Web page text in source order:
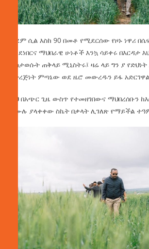
ቀደም ሲል እስከ 90 በመቶ የሚደርሰው የዞኑ ነዋሪ
እንደነበርና ማህበራዊ ሁነቶች እንኳ ሳይቀሩ በእርዳታ
ያስታወሱት ጠቅላይ ሚኒስትሩ፤ ዛሬ ላይ ግን ያ
የተረጅነት ምጣኔው ወደ ዜሮ መውረዱን ይፋ
ይህ በአጭር ጊዜ ውስጥ የተመዘገበውና ማህበረሰቡን
በሙሉ ያላቀቀው ስኬት በቃላት ሊገለጽ የማይችል